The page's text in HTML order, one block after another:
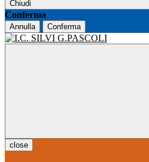
Chiudi
Conferma
Annulla Conferma
close